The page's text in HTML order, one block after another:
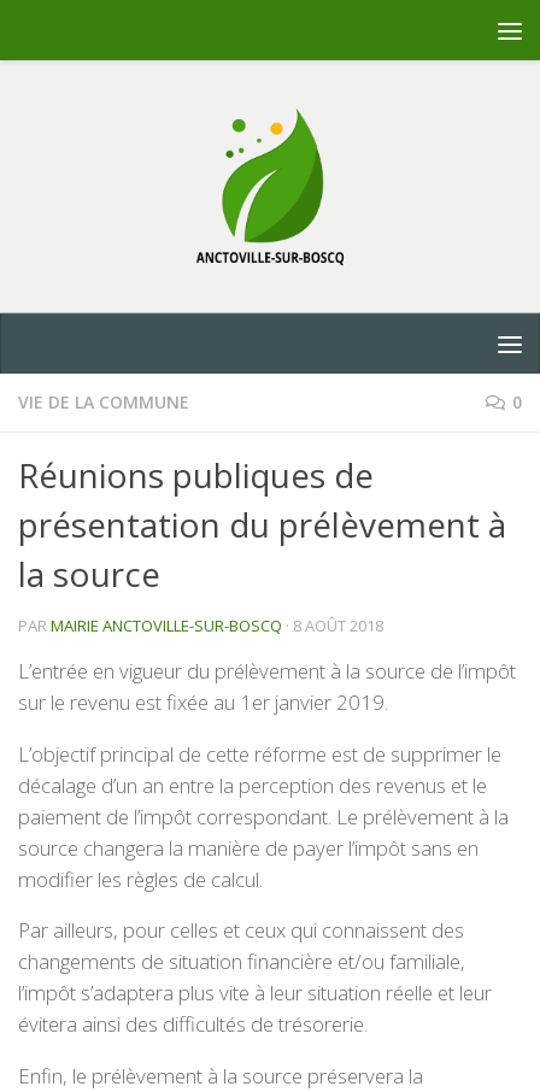
VIE DE LA COMMUNE 0
Réunions publiques de
présentation du prélèvement à
la source
PARMAIRIE ANCTOVILLE-SUR-BOSCQ · 8 AOÛT 2018
L’entrée en vigueur du prélèvement à la source de l’impôt
sur le revenu est fixée au 1er janvier 2019.
L’objectif principal de cette réforme est de supprimer le
décalage d’un an entre la perception des revenus et le
paiement de l’impôt correspondant. Le prélèvement à la
source changera la manière de payer l’impôt sans en
modifier les règles de calcul.
Par ailleurs, pour celles et ceux qui connaissent des
changements de situation financière et/ou familiale,
l’impôt s’adaptera plus vite à leur situation réelle et leur
évitera ainsi des difficultés de trésorerie.
Enfin, le prélèvement à la source préservera la